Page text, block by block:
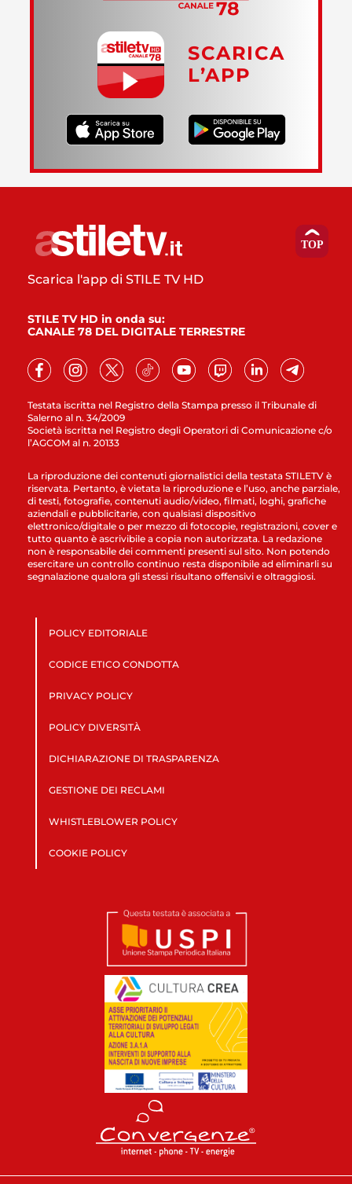
SCARICA
L’APP
Testata iscritta nel Registro della Stampa presso il Tribunale di
Salerno al n. 34/2009
Società iscritta nel Registro degli Operatori di Comunicazione c/o
l’AGCOM al n. 20133
Scarica l'app di STILE TV HD
STILE TV HD in onda su:
CANALE 78 DEL DIGITALE TERRESTRE
La riproduzione dei contenuti giornalistici della testata STILETV è
riservata. Pertanto, è vietata la riproduzione e l’uso, anche parziale,
di testi, fotografie, contenuti audio/video, filmati, loghi, grafiche
aziendali e pubblicitarie, con qualsiasi dispositivo
elettronico/digitale o per mezzo di fotocopie, registrazioni, cover e
tutto quanto è ascrivibile a copia non autorizzata. La redazione
non è responsabile dei commenti presenti sul sito. Non potendo
esercitare un controllo continuo resta disponibile ad eliminarli su
segnalazione qualora gli stessi risultano offensivi e oltraggiosi.
POLICY EDITORIALE
CODICE ETICO CONDOTTA
PRIVACY POLICY
POLICY DIVERSITÀ
DICHIARAZIONE DI TRASPARENZA
GESTIONE DEI RECLAMI
WHISTLEBLOWER POLICY
COOKIE POLICY